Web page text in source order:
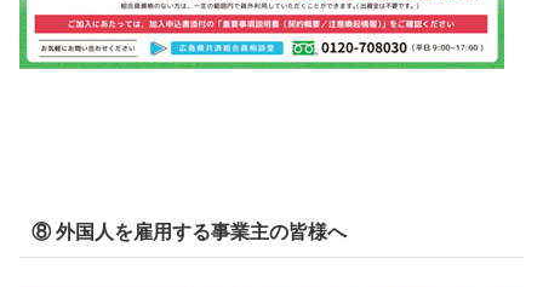
⑧ 外国人を雇用する事業主の皆様へ